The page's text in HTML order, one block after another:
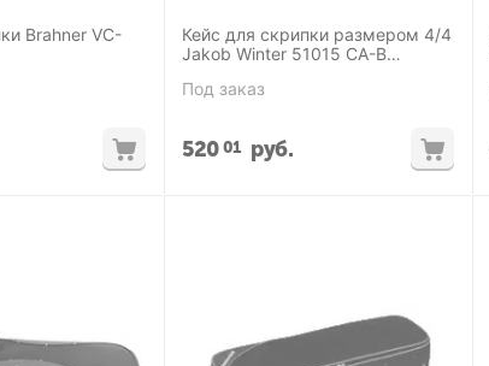
Brahner VC-
Кейс для скрипки размером 4/4
Jakob Winter 51015 CA-B
Под заказ
52001 руб.